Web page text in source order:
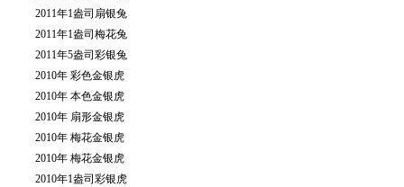
2011年1盎司扇银兔
2011年1盎司梅花兔
2011年5盎司彩银兔
2010年 彩色金银虎
2010年 本色金银虎
2010年 扇形金银虎
2010年 梅花金银虎
2010年 梅花金银虎
2010年1盎司彩银虎